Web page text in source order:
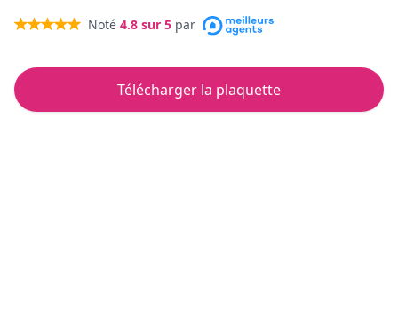
Noté 4.8 sur 5 par
Télécharger la plaquette